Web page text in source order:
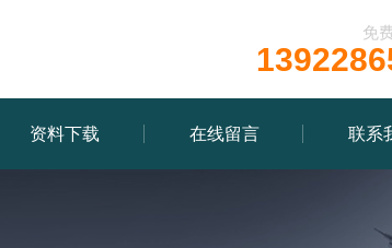
免
资料下载 在线留言 联系